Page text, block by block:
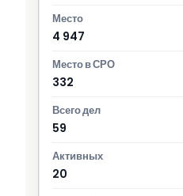
4 947
332
59
20